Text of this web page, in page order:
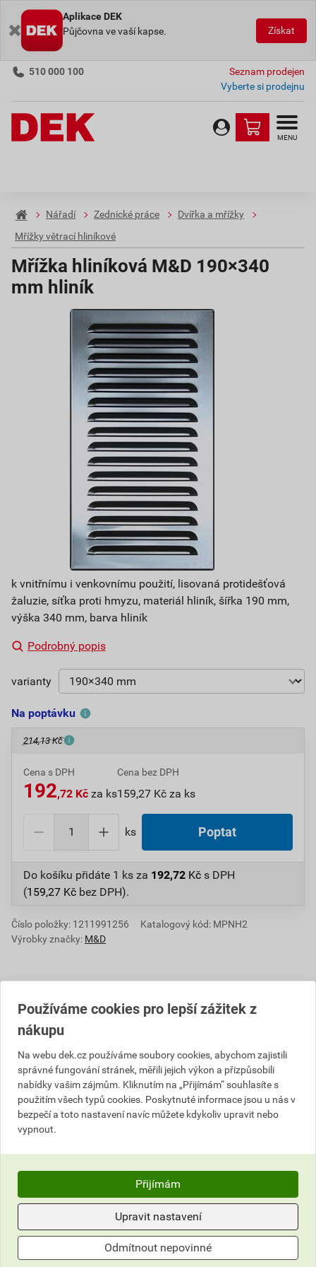
Aplikace DEK
Půjčovna ve vaší kapse.
Získat
510 000 100
Seznam prodejen
Vyberte si prodejnu
MENU
Nářadí Zednické práce
Dvířka a mřížky
Mřížky větrací hliníkové
Mřížka hliníková M&D 190×340
mm hliník
k vnitřnímu i venkovnímu použití, lisovaná protidešťová
žaluzie, síťka proti hmyzu, materiál hliník, šířka 190 mm,
výška 340 mm, barva hliník
Podrobný popis
varianty
Na poptávku
214,13 Kč
Cena s DPH
192,72 Kč za ks
Cena bez DPH
159,27 Kč za ks
ks Poptat
Do košíku přidáte 1 ks za 192,72 Kč s DPH
(159,27 Kč bez DPH).
Číslo položky: 1211991256
Katalogový kód: MPNH2
Výrobky značky: M&D
Popis
Větrací mřížka z hliníkového plechu s lisovanou
protidešťovou žaluzií.
Šíře prolisu 140 mm. Síla plechu 0,8 mm, ohyb
45 °.
Vhodné nalepit přes otvor o 30 mm menší,
nejlépe Mamutem.
Vhodné pro vnitřní i venkovní použití.
Plech je po dobu výroby chráněn průhlednou PE
fólií, kterou je nutné po instalaci sejmout.
Používáme cookies pro lepší zážitek z
nákupu
Na webu dek.cz používáme soubory cookies, abychom zajistili
správné fungování stránek, měřili jejich výkon a přizpůsobili
nabídky vašim zájmům. Kliknutím na „Přijímám“ souhlasíte s
použitím všech typů cookies. Poskytnuté informace jsou u nás v
bezpečí a toto nastavení navíc můžete kdykoliv upravit nebo
vypnout.
Přijímám
Upravit nastavení
Odmítnout nepovinné